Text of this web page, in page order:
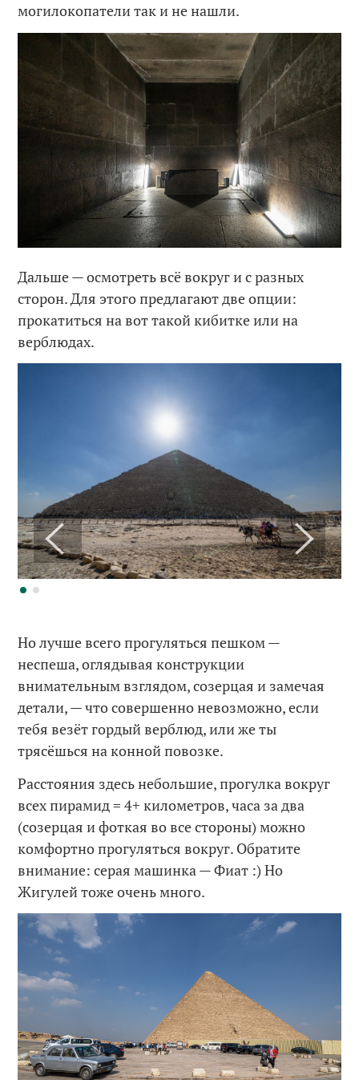
могилокопатели так и не нашли.
Дальше — осмотреть всё вокруг и с разных
сторон. Для этого предлагают две опции:
прокатиться на вот такой кибитке или на
верблюдах.
Но лучше всего прогуляться пешком —
неспеша, оглядывая конструкции
внимательным взглядом, созерцая и замечая
детали, — что совершенно невозможно, если
тебя везёт гордый верблюд, или же ты
трясёшься на конной повозке.
Расстояния здесь небольшие, прогулка вокруг
всех пирамид = 4+ километров, часа за два
(созерцая и фоткая во все стороны) можно
комфортно прогуляться вокруг. Обратите
внимание: серая машинка — Фиат :) Но
Жигулей тоже очень много.